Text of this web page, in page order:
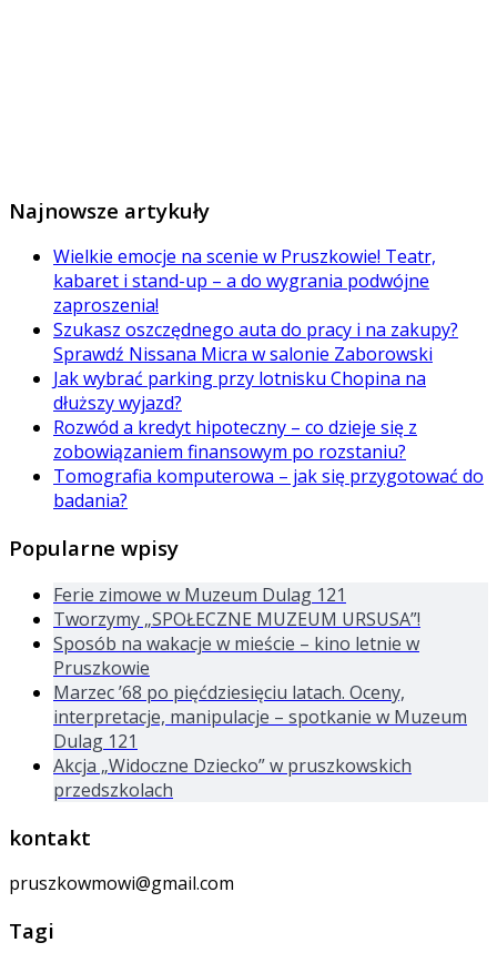
Najnowsze artykuły
Wielkie emocje na scenie w Pruszkowie! Teatr,
kabaret i stand-up – a do wygrania podwójne
zaproszenia!
Szukasz oszczędnego auta do pracy i na zakupy?
Sprawdź Nissana Micra w salonie Zaborowski
Jak wybrać parking przy lotnisku Chopina na
dłuższy wyjazd?
Rozwód a kredyt hipoteczny – co dzieje się z
zobowiązaniem finansowym po rozstaniu?
Tomografia komputerowa – jak się przygotować do
badania?
Popularne wpisy
Ferie zimowe w Muzeum Dulag 121
Tworzymy „SPOŁECZNE MUZEUM URSUSA”!
Sposób na wakacje w mieście – kino letnie w
Pruszkowie
Marzec ’68 po pięćdziesięciu latach. Oceny,
interpretacje, manipulacje – spotkanie w Muzeum
Dulag 121
Akcja „Widoczne Dziecko” w pruszkowskich
przedszkolach
kontakt
pruszkowmowi@gmail.com
Tagi